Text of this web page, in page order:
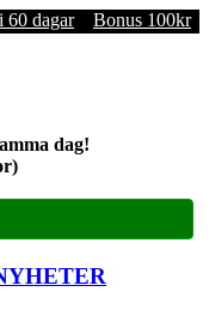
60 dagar Bonus 100kr
dag!